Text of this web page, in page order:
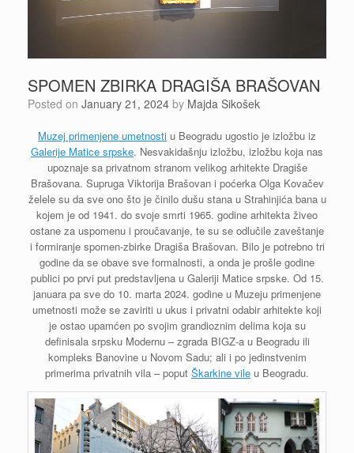
SPOMEN ZBIRKA DRAGIŠA BRAŠOVAN
Posted on January 21, 2024 by Majda Sikošek
Muzej primenjene umetnosti u Beogradu ugostio je izložbu iz
Galerije Matice srpske. Nesvakidašnju izložbu, izložbu koja nas
upoznaje sa privatnom stranom velikog arhitekte Dragiše
Brašovana. Supruga Viktorija Brašovan i poćerka Olga Kovačev
želele su da sve ono što je činilo dušu stana u Strahinjića bana u
kojem je od 1941. do svoje smrti 1965. godine arhitekta živeo
ostane za uspomenu i proučavanje, te su se odlučile zaveštanje
i formiranje spomen-zbirke Dragiša Brašovan. Bilo je potrebno tri
godine da se obave sve formalnosti, a onda je prošle godine
publici po prvi put predstavljena u Galeriji Matice srpske. Od 15.
januara pa sve do 10. marta 2024. godine u Muzeju primenjene
umetnosti može se zaviriti u ukus i privatni odabir arhitekte koji
je ostao upamćen po svojim grandioznim delima koja su
definisala srpsku Modernu – zgrada BIGZ-a u Beogradu ili
kompleks Banovine u Novom Sadu; ali i po jedinstvenim
primerima privatnih vila – poput Škarkine vile u Beogradu.